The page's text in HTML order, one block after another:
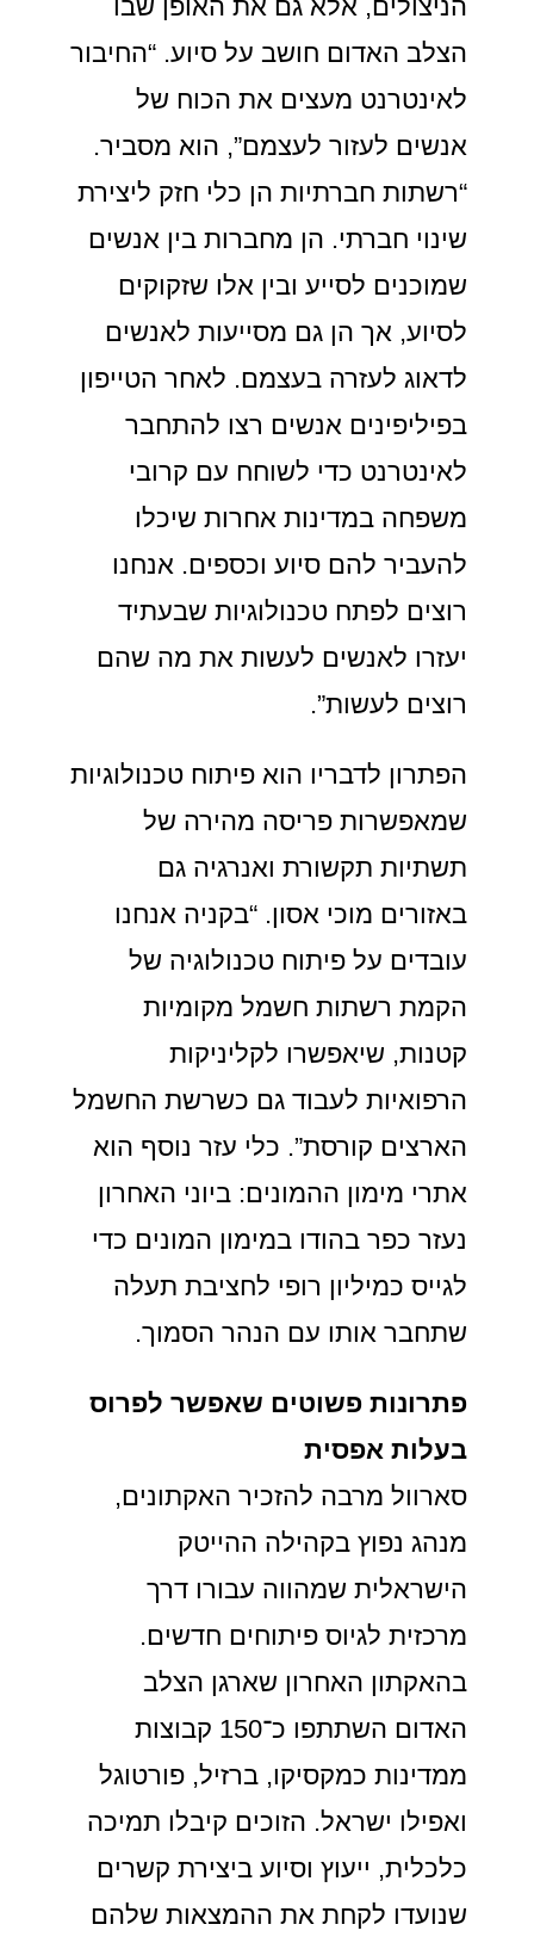
הניצולים, אלא גם את האופן שבו
הצלב האדום חושב על סיוע. “החיבור
לאינטרנט מעצים את הכוח של
אנשים לעזור לעצמם”, הוא מסביר.
“רשתות חברתיות הן כלי חזק ליצירת
שינוי חברתי. הן מחברות בין אנשים
שמוכנים לסייע ובין אלו שזקוקים
לסיוע, אך הן גם מסייעות לאנשים
לדאוג לעזרה בעצמם. לאחר הטייפון
בפיליפינים אנשים רצו להתחבר
לאינטרנט כדי לשוחח עם קרובי
משפחה במדינות אחרות שיכלו
להעביר להם סיוע וכספים. אנחנו
רוצים לפתח טכנולוגיות שבעתיד
יעזרו לאנשים לעשות את מה שהם
רוצים לעשות”.
הפתרון לדבריו הוא פיתוח טכנולוגיות
שמאפשרות פריסה מהירה של
תשתיות תקשורת ואנרגיה גם
באזורים מוכי אסון. “בקניה אנחנו
עובדים על פיתוח טכנולוגיה של
הקמת רשתות חשמל מקומיות
קטנות, שיאפשרו לקליניקות
הרפואיות לעבוד גם כשרשת החשמל
הארצים קורסת”. כלי עזר נוסף הוא
אתרי מימון ההמונים: ביוני האחרון
נעזר כפר בהודו במימון המונים כדי
לגייס כמיליון רופי לחציבת תעלה
שתחבר אותו עם הנהר הסמוך.
פתרונות פשוטים שאפשר לפרוס
בעלות אפסית
סארוול מרבה להזכיר האקתונים,
מנהג נפוץ בקהילה ההייטק
הישראלית שמהווה עבורו דרך
מרכזית לגיוס פיתוחים חדשים.
בהאקתון האחרון שארגן הצלב
האדום השתתפו כ־150 קבוצות
ממדינות כמקסיקו, ברזיל, פורטוגל
ואפילו ישראל. הזוכים קיבלו תמיכה
כלכלית, ייעוץ וסיוע ביצירת קשרים
שנועדו לקחת את ההמצאות שלהם